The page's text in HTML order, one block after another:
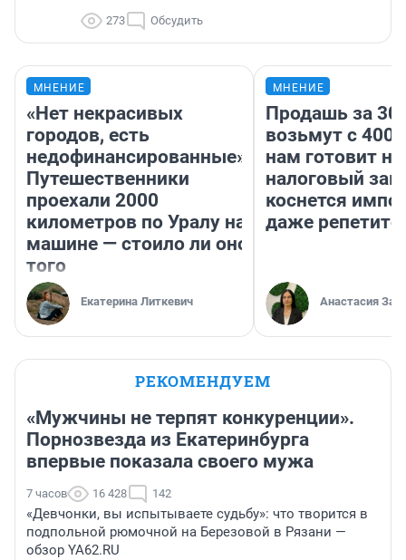
273 Обсудить
МНЕНИЕ
«Нет некрасивых
городов, есть
недофинансированные».
Путешественники
проехали 2000
километров по Уралу на
машине — стоило ли оно
того
Екатерина Литкевич
МНЕНИЕ
Продашь за
возьмут с
нам готовит
налоговый
коснется
даже
Анастасия
РЕКОМЕНДУЕМ
«Мужчины не терпят конкуренции».
Порнозвезда из Екатеринбурга
впервые показала своего мужа
7 часов 16 428 142
«Девчонки, вы испытываете судьбу»: что творится в
подпольной рюмочной на Березовой в Рязани —
обзор YA62.RU